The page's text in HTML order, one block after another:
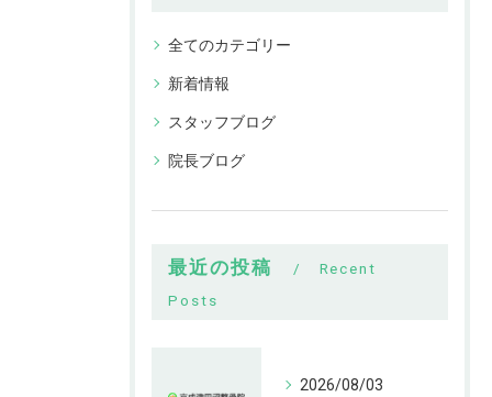
全てのカテゴリー
新着情報
スタッフブログ
院長ブログ
最近の投稿
Recent
Posts
2026/08/03